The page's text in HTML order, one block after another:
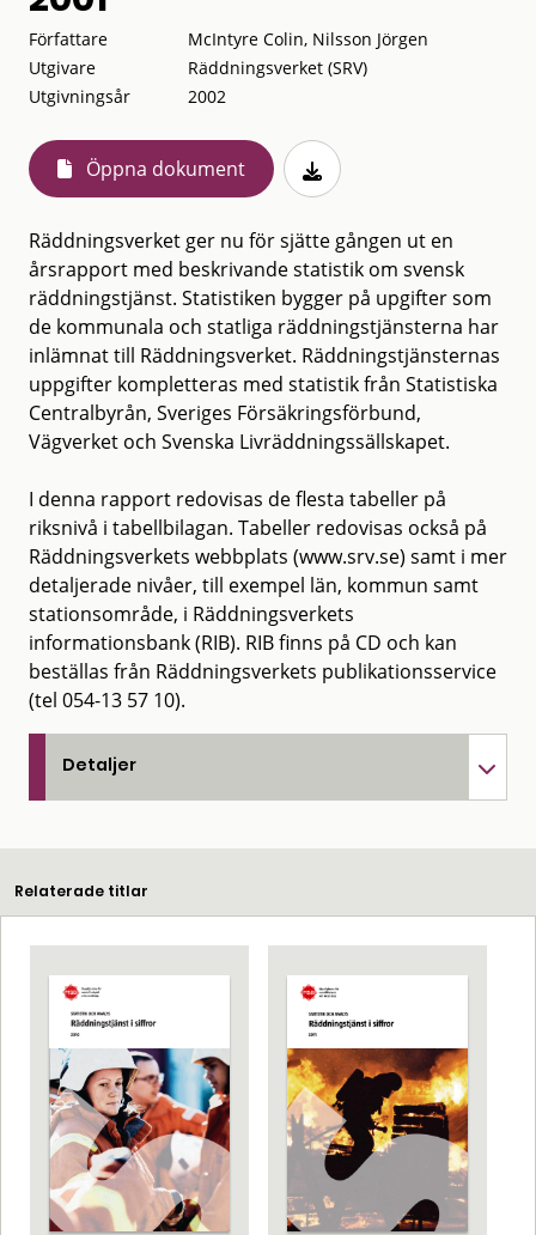
Författare
McIntyre Colin, Nilsson Jörgen
Utgivare
Räddningsverket (SRV)
Utgivningsår
2002
Öppna dokument
Räddningsverket ger nu för sjätte gången ut en
årsrapport med beskrivande statistik om svensk
räddningstjänst. Statistiken bygger på upgifter som
de kommunala och statliga räddningstjänsterna har
inlämnat till Räddningsverket. Räddningstjänsternas
uppgifter kompletteras med statistik från Statistiska
Centralbyrån, Sveriges Försäkringsförbund,
Vägverket och Svenska Livräddningssällskapet.
I denna rapport redovisas de flesta tabeller på
riksnivå i tabellbilagan. Tabeller redovisas också på
Räddningsverkets webbplats (www.srv.se) samt i mer
detaljerade nivåer, till exempel län, kommun samt
stationsområde, i Räddningsverkets
informationsbank (RIB). RIB finns på CD och kan
beställas från Räddningsverkets publikationsservice
(tel 054-13 57 10).
Detaljer
Relaterade titlar